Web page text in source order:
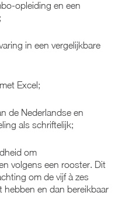
opleiding en een
in een vergelijkbare
Excel;
de Nederlandse en
als schriftelijk;
om
volgens een rooster. Dit
om de vijf à zes
en dan bereikbaar